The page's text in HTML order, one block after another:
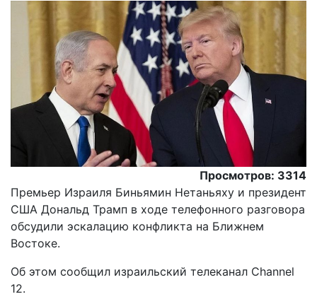
Просмотров: 3314
Премьер Израиля Биньямин Нетаньяху и президент
США Дональд Трамп в ходе телефонного разговора
обсудили эскалацию конфликта на Ближнем
Востоке.
Oб этом сообщил израильский телеканал Channel
12.